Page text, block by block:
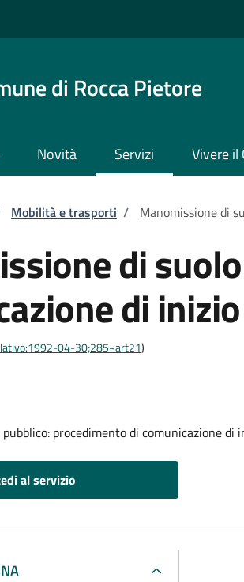
di Rocca Pietore
Novità Servizi Vivere il
pane
Mobilità e trasporti / Manomissione di
di
di
04-30;285~art21)
procedimento di comunicazione di
al servizio